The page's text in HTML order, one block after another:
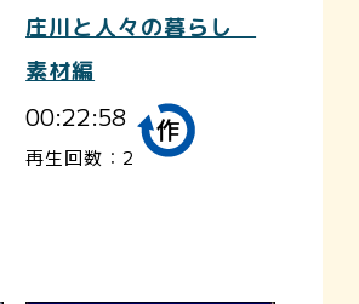
庄川と人々の暮らし
素材編
00:22:58
再生回数：2